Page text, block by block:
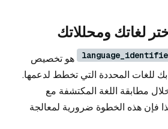
هو تخصيص
للغات المحددة التي تخطط لدعمها.
مطابقة اللغة المكتشفة مع
فإن هذه الخطوة ضرورية لمعالجة